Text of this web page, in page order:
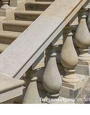
Treppenaufgang im